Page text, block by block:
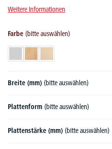
Weitere Informationen
Farbe (bitte auswählen)
Breite (mm) (bitte auswählen)
Plattenform (bitte auswählen)
Plattenstärke (mm) (bitte auswählen)